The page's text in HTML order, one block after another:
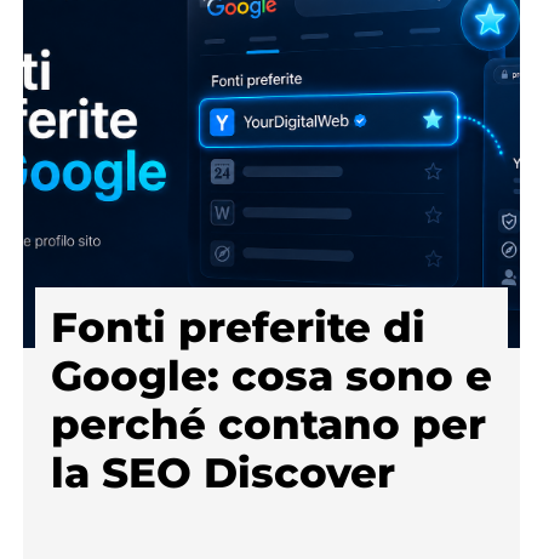
Fonti preferite di
Google: cosa sono e
perché contano per
la SEO Discover